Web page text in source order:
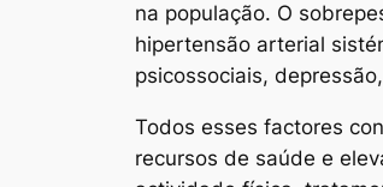
na população. O
hipertensão arterial
psicossociais,
Todos esses factores
recursos de saúde e